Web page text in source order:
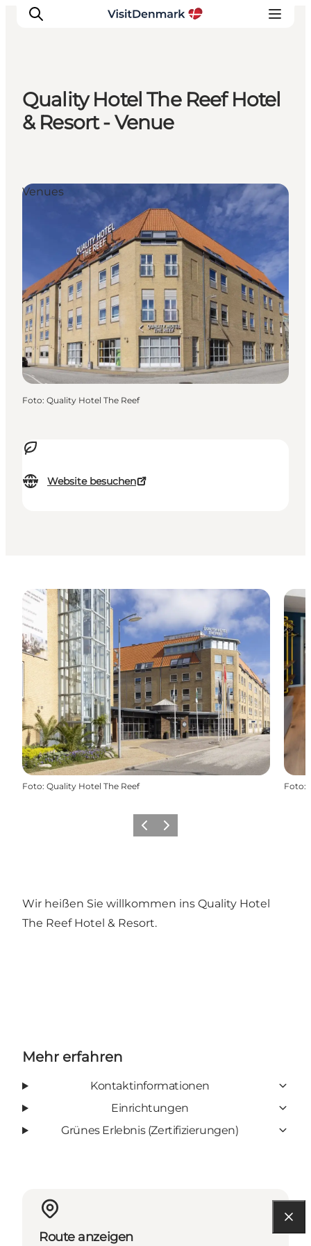
Inspiration
Reiseplanung
Quality Hotel The Reef Hotel
& Resort - Venue
Website besuchen
Venues
Foto: Quality Hotel The Reef
Foto: Quality Hotel The Reef Foto:
ZurückWeiter
Wir heißen Sie willkommen ins Quality Hotel
The Reef Hotel & Resort.
Mehr erfahren
Kontaktinformationen
Einrichtungen
Grünes Erlebnis (Zertifizierungen)
Route anzeigen